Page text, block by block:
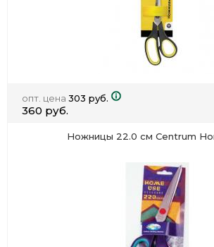
опт. цена 303 руб.
360 руб.
Ножницы 22.0 см Centrum